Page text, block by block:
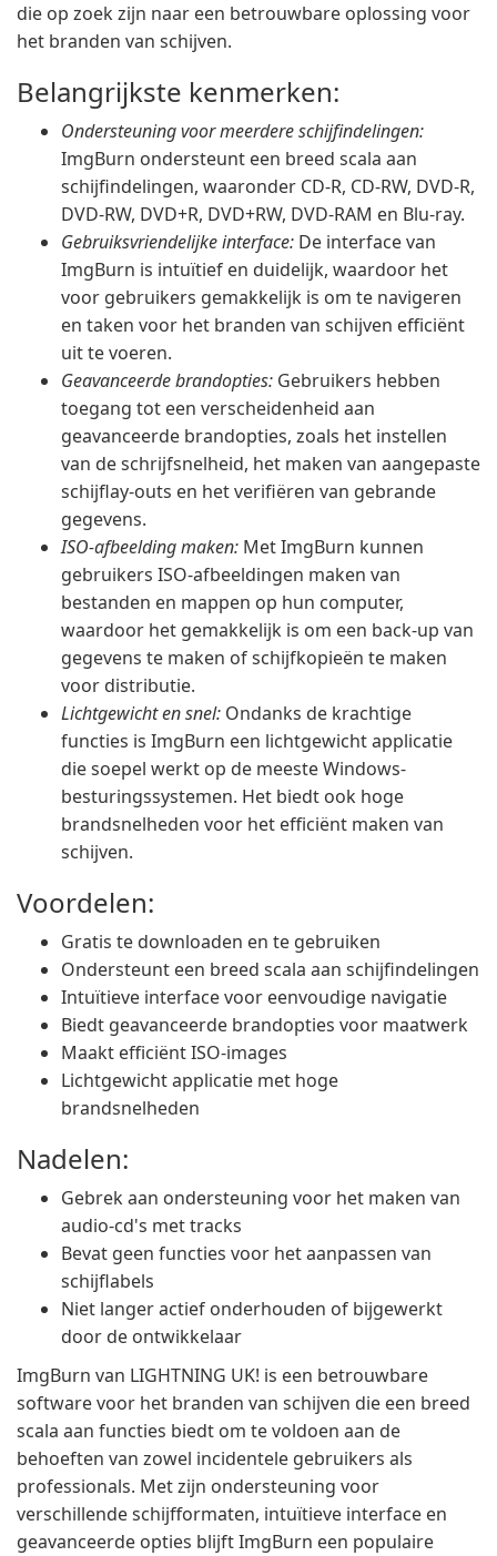
die op zoek zijn naar een betrouwbare oplossing voor
het branden van schijven.
Belangrijkste kenmerken:
Ondersteuning voor meerdere schijfindelingen:
ImgBurn ondersteunt een breed scala aan
schijfindelingen, waaronder CD-R, CD-RW, DVD-R,
DVD-RW, DVD+R, DVD+RW, DVD-RAM en Blu-ray.
Gebruiksvriendelijke interface: De interface van
ImgBurn is intuïtief en duidelijk, waardoor het
voor gebruikers gemakkelijk is om te navigeren
en taken voor het branden van schijven efficiënt
uit te voeren.
Geavanceerde brandopties: Gebruikers hebben
toegang tot een verscheidenheid aan
geavanceerde brandopties, zoals het instellen
van de schrijfsnelheid, het maken van aangepaste
schijflay-outs en het verifiëren van gebrande
gegevens.
ISO-afbeelding maken: Met ImgBurn kunnen
gebruikers ISO-afbeeldingen maken van
bestanden en mappen op hun computer,
waardoor het gemakkelijk is om een back-up van
gegevens te maken of schijfkopieën te maken
voor distributie.
Lichtgewicht en snel: Ondanks de krachtige
functies is ImgBurn een lichtgewicht applicatie
die soepel werkt op de meeste Windows-
besturingssystemen. Het biedt ook hoge
brandsnelheden voor het efficiënt maken van
schijven.
Voordelen:
Gratis te downloaden en te gebruiken
Ondersteunt een breed scala aan schijfindelingen
Intuïtieve interface voor eenvoudige navigatie
Biedt geavanceerde brandopties voor maatwerk
Maakt efficiënt ISO-images
Lichtgewicht applicatie met hoge
brandsnelheden
Nadelen:
Gebrek aan ondersteuning voor het maken van
audio-cd's met tracks
Bevat geen functies voor het aanpassen van
schijflabels
Niet langer actief onderhouden of bijgewerkt
door de ontwikkelaar
ImgBurn van LIGHTNING UK! is een betrouwbare
software voor het branden van schijven die een breed
scala aan functies biedt om te voldoen aan de
behoeften van zowel incidentele gebruikers als
professionals. Met zijn ondersteuning voor
verschillende schijfformaten, intuïtieve interface en
geavanceerde opties blijft ImgBurn een populaire